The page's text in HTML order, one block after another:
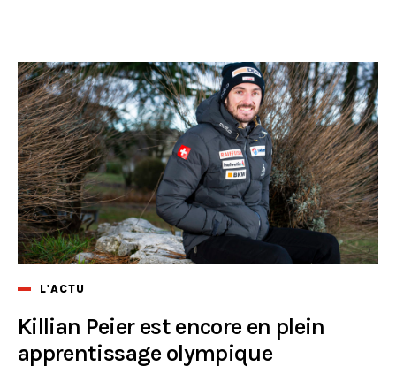
L'ACTU
Killian Peier est encore en plein
apprentissage olympique